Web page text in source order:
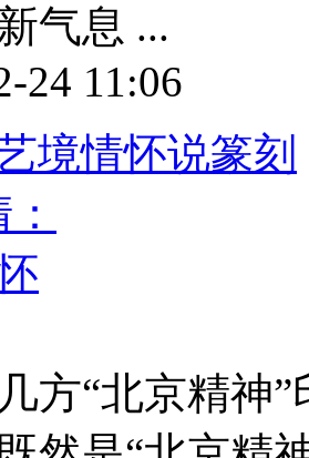
气息 ...
24 11:06
境情怀说篆刻
方“北京精神